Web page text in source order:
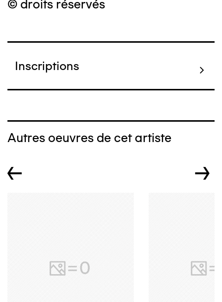
© droits réservés
Inscriptions
Autres oeuvres de cet artiste
← →